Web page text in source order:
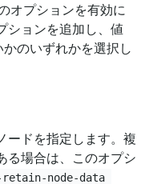
オプションを有効に
ションを追加し、値
のいずれかを選択し
ードを指定します。複
る場合は、このオプシ
node-data